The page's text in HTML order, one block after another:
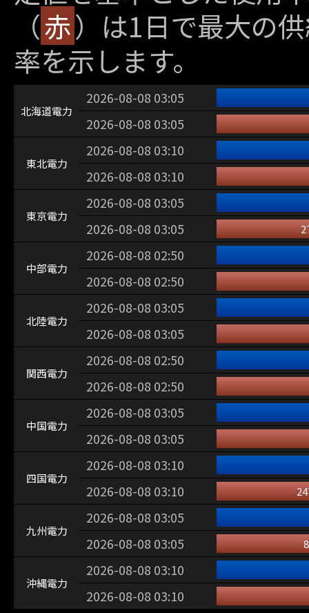
（赤）は1日で最大の
率を示します。
北海道電力
2026-08-08 03:05
2026-08-08 03:05
東北電力
2026-08-08 03:10
2026-08-08 03:10
東京電力
2026-08-08 03:05
2026-08-08 03:05
中部電力
2026-08-08 02:50
2026-08-08 02:50
北陸電力
2026-08-08 03:05
2026-08-08 03:05
関西電力
2026-08-08 02:50
2026-08-08 02:50
中国電力
2026-08-08 03:05
2026-08-08 03:05
四国電力
2026-08-08 03:10
2026-08-08 03:10
九州電力
2026-08-08 03:05
2026-08-08 03:05
沖縄電力
2026-08-08 03:10
2026-08-08 03:10